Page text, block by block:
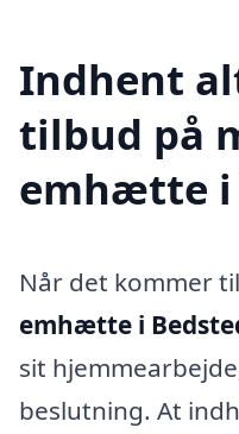
Indhent
tilbud på
emhætte i
Når det kommer til
emhætte i
sit
beslutning. At